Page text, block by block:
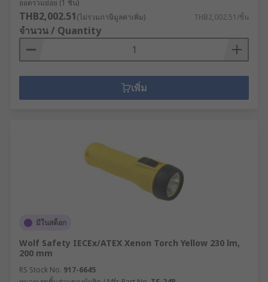
ยอดรวมย่อย (1 ชิ้น)
THB2,002.51(ไม่รวมภาษีมูลค่าเพิ่ม) THB2,002.51/ชิ้น
จำนวน / Quantity
เพิ่ม
มีในสต็อก
Wolf Safety IECEx/ATEX Xenon Torch Yellow 230 lm,
200 mm
RS Stock No. 917-6645